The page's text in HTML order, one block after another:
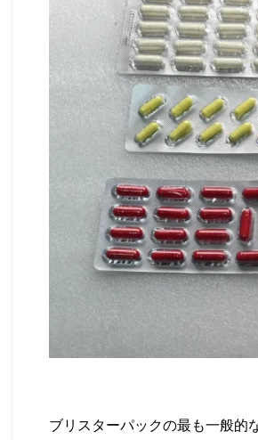
ブリスターパックの最も一般的